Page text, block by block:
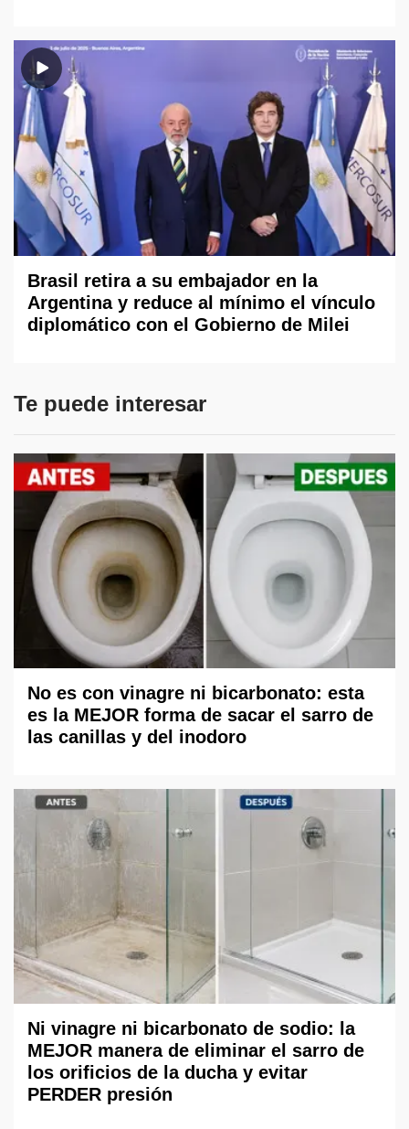
Brasil retira a su embajador en la
Argentina y reduce al mínimo el vínculo
diplomático con el Gobierno de Milei
Te puede interesar
No es con vinagre ni bicarbonato: esta
es la MEJOR forma de sacar el sarro de
las canillas y del inodoro
Ni vinagre ni bicarbonato de sodio: la
MEJOR manera de eliminar el sarro de
los orificios de la ducha y evitar
PERDER presión